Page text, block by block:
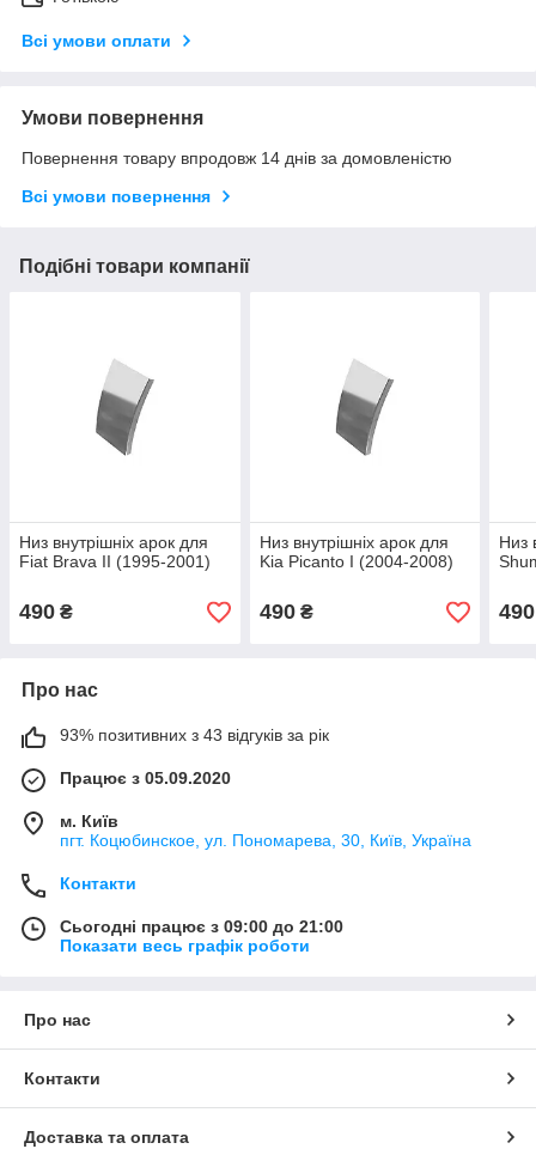
Всі умови оплати
Умови повернення
Повернення товару впродовж 14 днів за домовленістю
Всі умови повернення
Подібні товари компанії
Низ внутрішніх арок для
Fiat Brava II (1995-2001)
490 ₴
Низ внутрішніх арок для
Kia Picanto I (2004-2008)
490₴
Низ
490
Про нас
93% позитивних з 43 відгуків за рік
Працює з 05.09.2020
м. Київ
пгт. Коцюбинское, ул. Пономарева, 30, Київ, Україна
Контакти
Сьогодні працює з 09:00 до 21:00
Показати весь графік роботи
Про нас
Контакти
Доставка та оплата